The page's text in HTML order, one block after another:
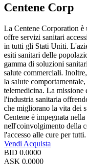
Centene Corp
La Centene Corporation è
offre servizi sanitari
in tutti gli Stati Uniti.
esiti sanitari delle
gamma di soluzioni
salute commerciali.
la salute
telemedicina. La missione
l'industria sanitaria
che migliorano la vita dei
Centene è impegnata
nell'coinvolgimento della
l'accesso alle cure per tutti.
Vendi Acquista
BID 0.0000
ASK 0.0000